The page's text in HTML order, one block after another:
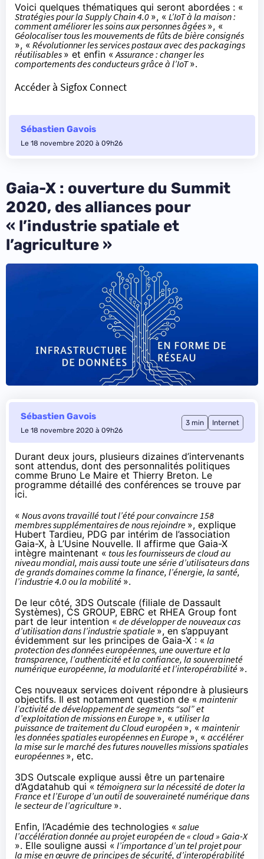
Voici quelques thématiques qui seront abordées : «
Stratégies pour la Supply Chain 4.0 », « L’IoT à la maison :
comment améliorer les soins aux personnes âgées », «
Géolocaliser tous les mouvements de fûts de bière consignés
», « Révolutionner les services postaux avec des packagings
réutilisables » et enfin « Assurance : changer les
comportements des conducteurs grâce à l’IoT».
Accéder à Sigfox Connect
Sébastien Gavois
Le 18 novembre 2020 à 09h26
Gaia-X : ouverture du Summit
2020, des alliances pour
« l’industrie spatiale et
l’agriculture »
Sébastien Gavois
Le 18 novembre 2020 à 09h26
3 min Internet
Durant deux jours, plusieurs dizaines d’intervenants
sont attendus, dont des personnalités politiques
comme Bruno Le Maire et Thierry Breton. Le
programme détaillé des conférences se trouve par
ici.
« Nous avons travaillé tout l’été pour convaincre 158
membres supplémentaires de nous rejoindre », explique
Hubert Tardieu, PDG par intérim de l’association
Gaia-X, à L’Usine Nouvelle. Il affirme que Gaia-X
intègre maintenant « tous les fournisseurs de cloud au
niveau mondial, mais aussi toute une série d’utilisateurs dans
de grands domaines comme la finance, l’énergie, la santé,
l’industrie 4.0 ou la mobilité ».
De leur côté, 3DS Outscale (filiale de Dassault
Systèmes), CS GROUP, EBRC et RHEA Group font
part de leur intention « de développer de nouveaux cas
d’utilisation dans l’industrie spatiale », en s’appuyant
évidemment sur les principes de Gaia-X : « la
protection des données européennes, une ouverture et la
transparence, l’authenticité et la confiance, la souveraineté
numérique européenne, la modularité et l’interopérabilité ».
Ces nouveaux services doivent répondre à plusieurs
objectifs. Il est notamment question de « maintenir
l’activité de développement de segments “sol” et
d’exploitation de missions en Europe », « utiliser la
puissance de traitement du Cloud européen », « maintenir
les données spatiales européennes en Europe », « accélérer
la mise sur le marché des futures nouvelles missions spatiales
européennes », etc.
3DS Outscale explique aussi être un partenaire
d’Agdatahub qui « témoignera sur la nécessité de doter la
France et l’Europe d’un outil de souveraineté numérique dans
le secteur de l’agriculture ».
Enfin, l’Académie des technologies « salue
l’accélération donnée au projet européen de « cloud » Gaia-X
». Elle souligne aussi « l’importance d’un tel projet pour
la mise en œuvre de principes de sécurité, d’interopérabilité